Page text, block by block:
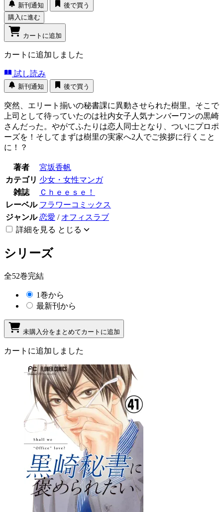
新刊通知
後で買う
購入に進む
カートに追加
カートに追加しました
試し読み
新刊通知 後で買う
突然、エリート揃いの秘書課に異動させられた樹里。そこで
上司として待っていたのは社内女子人気ナンバーワンの黒崎
さんだった。やがてふたりは恋人同士となり、ついにプロポ
ーズを！そしてまずは樹里の実家へ2人でご挨拶に行くこと
に！？
著者
宮坂香帆
カテゴリ 少女・女性マンガ
雑誌
Ｃｈｅｅｓｅ！
レーベル フラワーコミックス
ジャンル 恋愛 / オフィスラブ
詳細を見る とじる
シリーズ
全52巻完結
1巻から
最新刊から
未購入分をまとめてカートに追加
カートに追加しました